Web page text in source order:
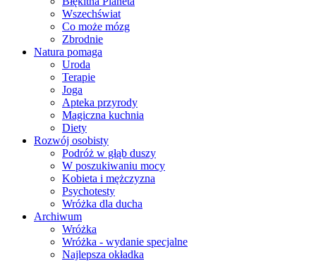
Wszechświat
Co może mózg
Zbrodnie
Natura pomaga
Uroda
Terapie
Joga
Apteka przyrody
Magiczna kuchnia
Diety
Rozwój osobisty
Podróż w głąb duszy
W poszukiwaniu mocy
Kobieta i mężczyzna
Psychotesty
Wróżka dla ducha
Archiwum
Wróżka
Wróżka - wydanie specjalne
Najlepsza okładka